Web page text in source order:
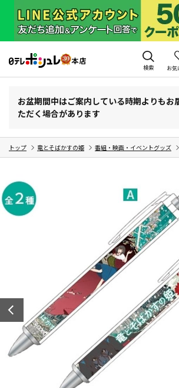
検索 お気
お盆期間中はご案内している時期よりもお
ただく場合があります
トップ 竜とそばかすの姫 番組・映画・イベントグッズ